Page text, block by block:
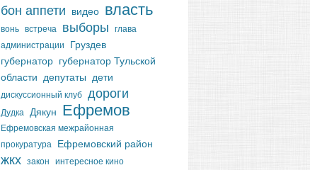
бон аппети видео власть
вонь встреча выборы
глава
администрации
Груздев
губернатор губернатор Тульской
области
депутаты дети
дискуссионный клуб дороги
Дудка Дякун Ефремов
Ефремовская межрайонная
прокуратура
Ефремовский район
жкх закон интересное кино